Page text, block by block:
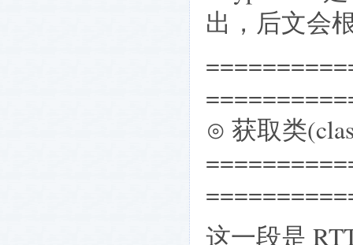
出，后文会
⊙ 获取类
这一段是